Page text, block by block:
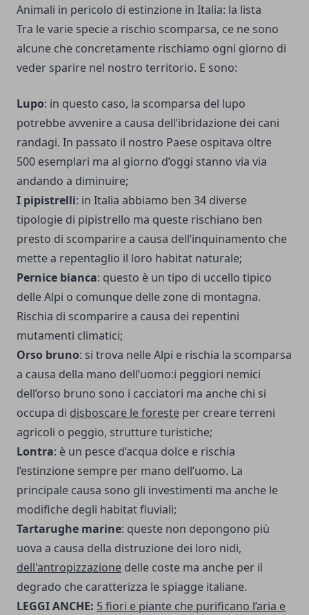
Animali in pericolo di estinzione in Italia: la lista
Tra le varie specie a rischio scomparsa, ce ne sono
alcune che concretamente rischiamo ogni giorno di
veder sparire nel nostro territorio. E sono:
Lupo: in questo caso, la scomparsa del lupo
potrebbe avvenire a causa dell’ibridazione dei cani
randagi. In passato il nostro Paese ospitava oltre
500 esemplari ma al giorno d’oggi stanno via via
andando a diminuire;
I pipistrelli: in Italia abbiamo ben 34 diverse
tipologie di pipistrello ma queste rischiano ben
presto di scomparire a causa dell’inquinamento che
mette a repentaglio il loro habitat naturale;
Pernice bianca: questo è un tipo di uccello tipico
delle Alpi o comunque delle zone di montagna.
Rischia di scomparire a causa dei repentini
mutamenti climatici;
Orso bruno: si trova nelle Alpi e rischia la scomparsa
a causa della mano dell’uomo:i peggiori nemici
dell’orso bruno sono i cacciatori ma anche chi si
occupa di disboscare le foreste per creare terreni
agricoli o peggio, strutture turistiche;
Lontra: è un pesce d’acqua dolce e rischia
l’estinzione sempre per mano dell’uomo. La
principale causa sono gli investimenti ma anche le
modifiche degli habitat fluviali;
Tartarughe marine: queste non depongono più
uova a causa della distruzione dei loro nidi,
dell'antropizzazione delle coste ma anche per il
degrado che caratterizza le spiagge italiane.
LEGGI ANCHE: 5 fiori e piante che purificano l’aria e